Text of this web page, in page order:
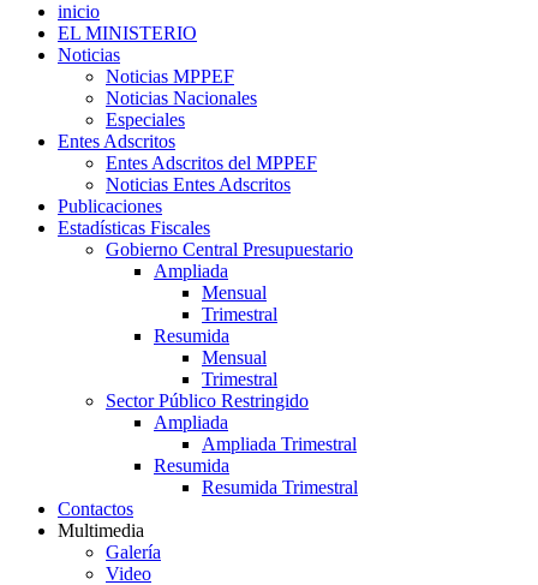
inicio
EL MINISTERIO
Noticias
Noticias MPPEF
Noticias Nacionales
Especiales
Entes Adscritos
Entes Adscritos del MPPEF
Noticias Entes Adscritos
Publicaciones
Estadísticas Fiscales
Gobierno Central Presupuestario
Ampliada
Mensual
Trimestral
Resumida
Mensual
Trimestral
Sector Público Restringido
Ampliada
Ampliada Trimestral
Resumida
Resumida Trimestral
Contactos
Multimedia
Galería
Video